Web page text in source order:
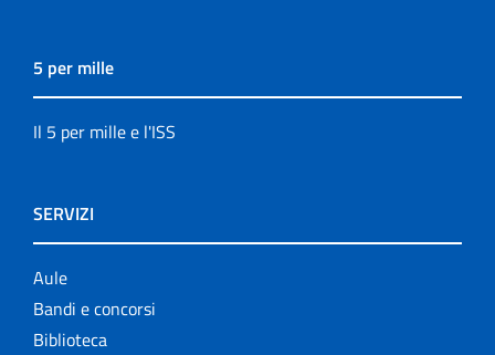
5 per mille
Il 5 per mille e l'ISS
SERVIZI
Aule
Bandi e concorsi
Biblioteca